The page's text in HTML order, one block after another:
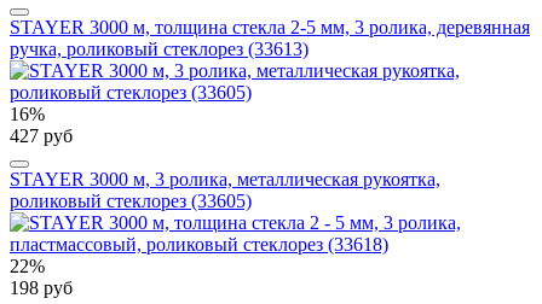
STAYER 3000 м, толщина стекла 2-5 мм, 3 ролика, деревянная
ручка, роликовый стеклорез (33613)
16%
427 руб
STAYER 3000 м, 3 ролика, металлическая рукоятка,
роликовый стеклорез (33605)
22%
198 руб